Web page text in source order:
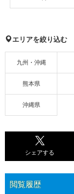
エリアを絞り込む
九州・沖縄
熊本県
沖縄県
シェアする
閲覧履歴